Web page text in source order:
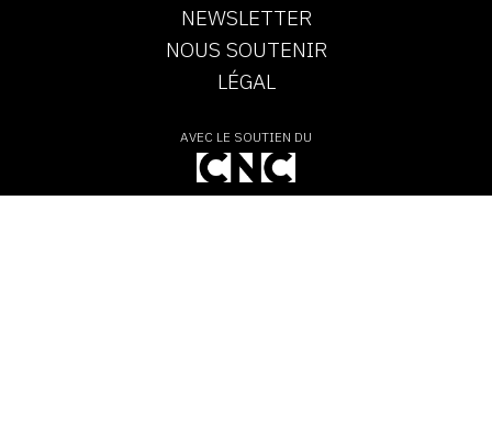
NEWSLETTER
NOUS SOUTENIR
LÉGAL
AVEC LE SOUTIEN DU